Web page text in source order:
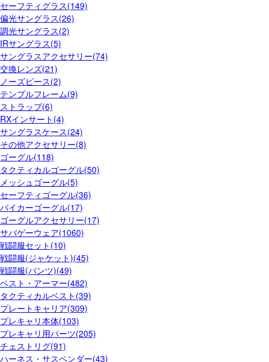
セーフティグラス(149)
偏光サングラス(26)
調光サングラス(2)
IRサングラス(5)
サングラスアクセサリー(74)
交換レンズ(21)
ノーズピース(2)
テンプルフレーム(9)
ストラップ(6)
RXインサート(4)
サングラスケース(24)
その他アクセサリー(8)
ゴーグル(118)
タクティカルゴーグル(50)
メッシュゴーグル(5)
セーフティゴーグル(36)
バイカーゴーグル(17)
ゴーグルアクセサリー(17)
サバゲーウェア(1060)
戦闘服セット(10)
戦闘服(ジャケット)(45)
戦闘服(パンツ)(49)
ベスト・アーマー(482)
タクティカルベスト(39)
プレートキャリア(309)
プレキャリ本体(103)
プレキャリ用パーツ(205)
チェストリグ(91)
ハーネス・サスペンダー(43)